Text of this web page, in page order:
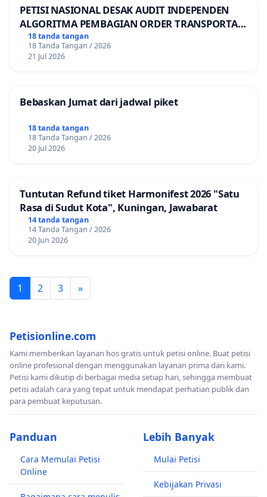
PETISI NASIONAL DESAK AUDIT INDEPENDEN
ALGORITMA PEMBAGIAN ORDER TRANSPORTASI
ONLINE
18 tanda tangan
18 Tanda Tangan / 2026
21 Jul 2026
Bebaskan Jumat dari jadwal piket
18 tanda tangan
18 Tanda Tangan / 2026
20 Jul 2026
Tuntutan Refund tiket Harmonifest 2026 "Satu
Rasa di Sudut Kota", Kuningan, Jawabarat
14 tanda tangan
14 Tanda Tangan / 2026
20 Jun 2026
1 2 3 »
Petisionline.com
Kami memberikan layanan hos gratis untuk petisi online. Buat petisi
online profesional dengan menggunakan layanan prima dari kami.
Petisi kami dikutip di berbagai media setiap hari, sehingga membuat
petisi adalah cara yang tepat untuk mendapat perhatian publik dan
para pembuat keputusan.
Panduan
Cara Memulai Petisi
Online
Lebih Banyak
Mulai Petisi
Kebijakan Privasi